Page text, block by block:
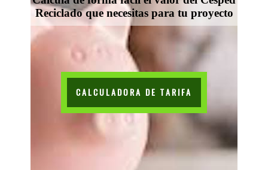
Reciclado que necesitas para tu proyecto
CALCULADORA DE TARIFA